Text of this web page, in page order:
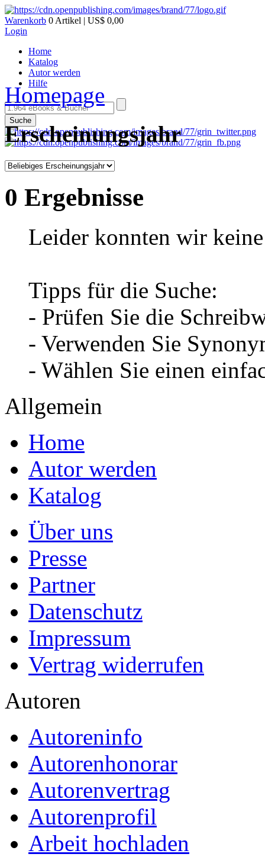
Warenkorb 0 Artikel | US$ 0,00
Login
Home
Katalog
Autor werden
Hilfe
Suche
Homepage
Erscheinungsjahr
0 Ergebnisse
Leider konnten wir
Tipps für die Suche:
- Prüfen Sie die
- Verwenden Sie
- Wählen Sie einen
Allgemein
Home
Autor werden
Katalog
Über uns
Presse
Partner
Datenschutz
Impressum
Vertrag widerrufen
Autoren
Autoreninfo
Autorenhonorar
Autorenvertrag
Autorenprofil
Arbeit hochladen